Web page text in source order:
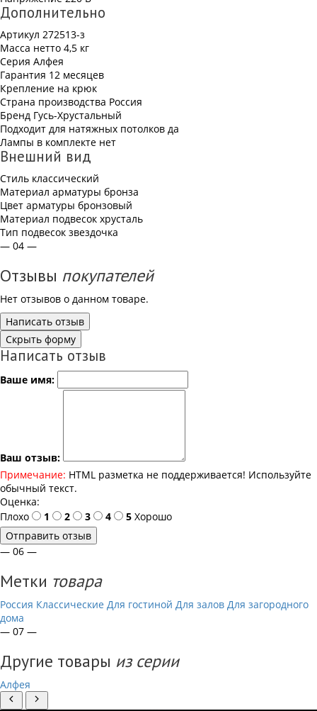
Дополнительно
Артикул 272513-з
Масса нетто 4,5 кг
Серия Алфея
Гарантия 12 месяцев
Крепление на крюк
Страна производства Россия
Бренд Гусь-Хрустальный
Подходит для натяжных потолков да
Лампы в комплекте нет
Внешний вид
Стиль классический
Материал арматуры бронза
Цвет арматуры бронзовый
Материал подвесок хрусталь
Тип подвесок звездочка
— 04 —
Отзывы покупателей
Нет отзывов о данном товаре.
Написать отзыв
Скрыть форму
Написать отзыв
Ваше имя:
Ваш отзыв:
Примечание: HTML разметка не поддерживается! Используйте
обычный текст.
Оценка:
Плохо
1 2 3 4 5 Хорошо
Отправить отзыв
— 06 —
Метки товара
Россия Классические Для гостиной Для залов Для загородного
дома
— 07 —
Другие товары из серии
Алфея